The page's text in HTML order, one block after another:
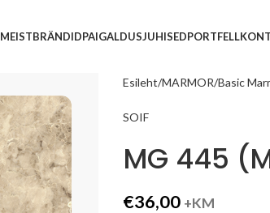
MEISTBRÄNDIDPAIGALDUSJUHISEDPORTFELL
Esileht MARMOR Basic
SOIF
MG 445
€36,00 +KM